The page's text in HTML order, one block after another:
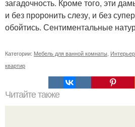
загадочность. Кроме того, эти
и без проронить слезу, и без
обойтись. Сентиментальные
Категории: Мебель для ванной комнаты
квартир
Читайте также